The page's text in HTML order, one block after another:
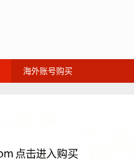
海外账号购买